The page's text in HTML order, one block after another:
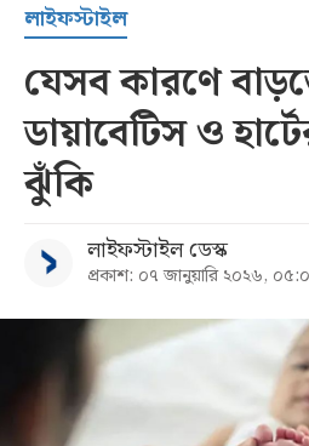
সর্বশেষ
সব
বিভাগ
আর্কাইভ
কনভার্টার
লাইফস্টাইল
যেসব কারণে
ডায়াবেটিস ও
ঝুঁকি
লাইফস্টাইল ডেস্ক
প্রকাশ: ০৭ জানুয়ারি ২০২৬,